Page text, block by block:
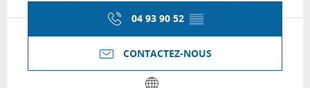
04 93 90 52 ▒▒
CONTACTEZ-NOUS